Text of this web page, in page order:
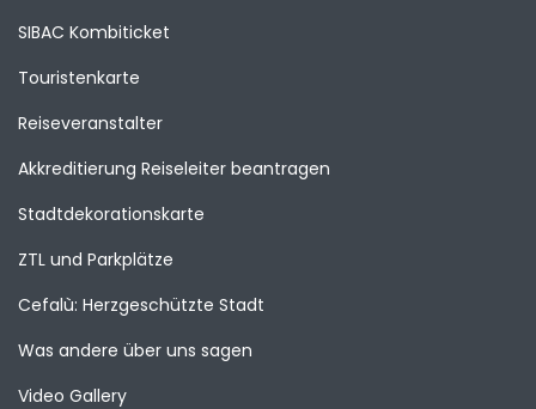
SIBAC Kombiticket
Touristenkarte
Reiseveranstalter
Akkreditierung Reiseleiter beantragen
Stadtdekorationskarte
ZTL und Parkplätze
Cefalù: Herzgeschützte Stadt
Was andere über uns sagen
Video Gallery